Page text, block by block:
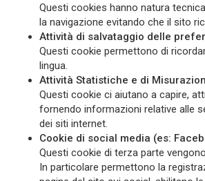
Questi cookies hanno natura
la navigazione evitando che il sito
Attività di salvataggio delle
Questi cookie permettono di
lingua.
Attività Statistiche e di
Questi cookie ci aiutano a capire,
fornendo informazioni relative alle
dei siti internet.
Cookie di social media (es:
Questi cookie di terza parte
In particolare permettono la